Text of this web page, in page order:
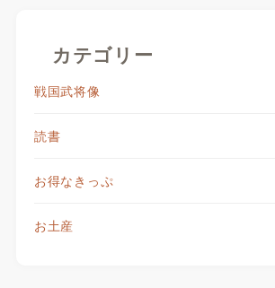
カテゴリー
戦国武将像
読書
お得なきっぷ
お土産